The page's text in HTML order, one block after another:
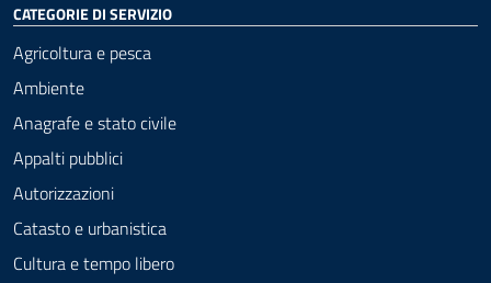
CATEGORIE DI SERVIZIO
Agricoltura e pesca
Ambiente
Anagrafe e stato civile
Appalti pubblici
Autorizzazioni
Catasto e urbanistica
Cultura e tempo libero